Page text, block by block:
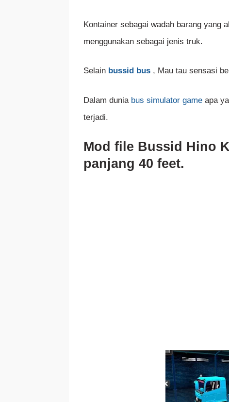
Kontainer sebagai wadah barang yang
menggunakan sebagai jenis truk.
Selain bussid bus , Mau tau sensasi
Dalam dunia bus simulator game apa
terjadi.
Mod file Bussid Hino
panjang 40 feet.